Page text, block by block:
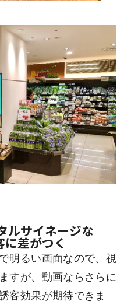
ルサイネージな
差がつく
明るい画面なので、視
すが、動画ならさらに
客効果が期待できま